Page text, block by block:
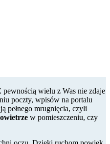
pewnością wielu z Was nie zdaje
poczty, wpisów na portalu
pełnego mrugnięcia, czyli
w pomieszczeniu, czy